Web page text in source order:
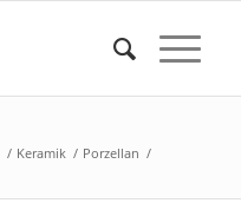
/ Keramik / Porzellan /